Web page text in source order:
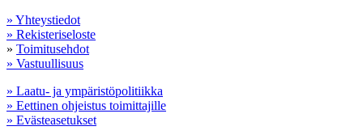
» Yhteystiedot
» Rekisteriseloste
» Toimitusehdot
» Vastuullisuus
» Laatu- ja ympäristöpolitiikka
» Eettinen ohjeistus toimittajille
» Evästeasetukset